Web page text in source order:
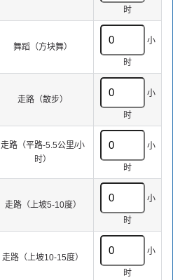
时
舞蹈（方块舞）
小
时
走路（散步）
小
时
走路（平路-5.5公里/小
时）
小
时
走路（上坡5-10度）
小
时
走路（上坡10-15度）
小
时